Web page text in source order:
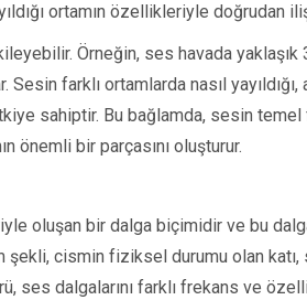
ortamın özellikleriyle doğrudan
Örneğin, ses havada
Sesin farklı ortamlarda nasıl
sahiptir. Bu bağlamda, sesin
önemli bir parçasını oluşturur.
oluşan bir dalga biçimidir ve bu
cismin fiziksel durumu olan katı,
ses dalgalarını farklı frekans ve